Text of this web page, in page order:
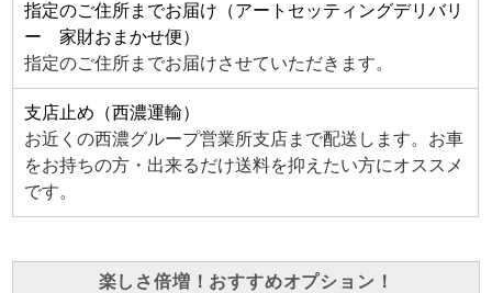
指定のご住所までお届け（アートセッティングデリバリ
ー 家財おまかせ便）
指定のご住所までお届けさせていただきます。
支店止め（西濃運輸）
お近くの西濃グループ営業所支店まで配送します。お車
をお持ちの方・出来るだけ送料を抑えたい方にオススメ
です。
楽しさ倍増！おすすめオプション！